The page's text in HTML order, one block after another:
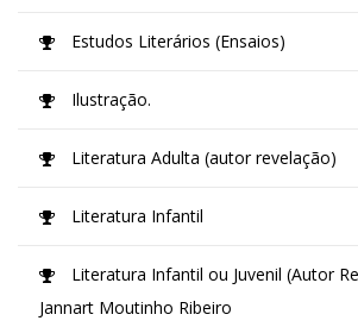
Estudos Literários (Ensaios)
Ilustração.
Literatura Adulta (autor revelação)
Literatura Infantil
Literatura Infantil ou Juvenil (Autor
Jannart Moutinho Ribeiro